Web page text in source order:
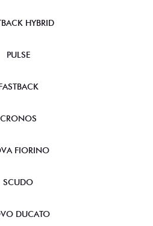
HYBRID
PULSE
CRONOS
FIORINO
SCUDO
DUCATO